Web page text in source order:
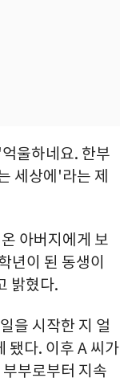
울하네요. 한부
세상에'라는 제
아버지에게 보
년이 된 동생이
밝혔다.
을 시작한 지 얼
됐다. 이후 A 씨가
부로부터 지속